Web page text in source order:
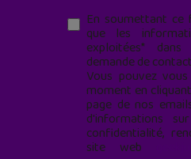
En soumettant ce
que les
exploitées*
demande de
Vous pouvez
moment en
page de nos
d'informations
confidentialité,
site web